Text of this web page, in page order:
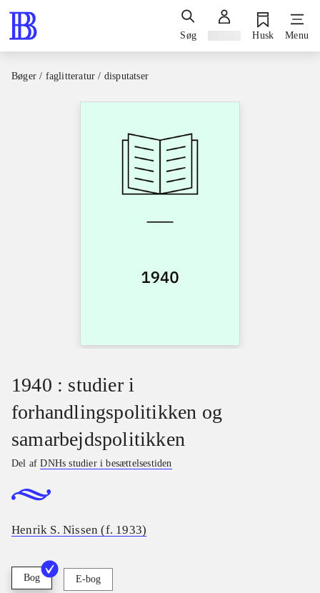
Søg Husk Menu
Bøger / faglitteratur / disputatser
1940 : studier i
forhandlingspolitikken og
samarbejdspolitikken
Del afDNHs studier i besættelsestiden
Henrik S. Nissen (f. 1933)
Bog E-bog